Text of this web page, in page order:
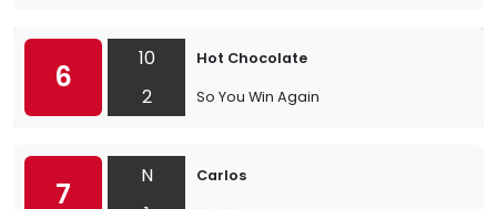
6
10
2
Hot Chocolate
So You Win Again
7
N
Carlos